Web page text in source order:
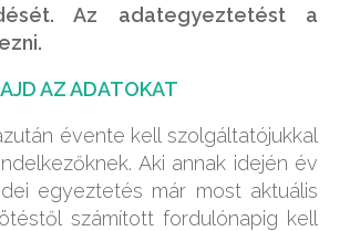
Az adategyeztetést a
AZ ADATOKAT
évente kell szolgáltatójukkal
Aki annak idején év
egyeztetés már most aktuális
számított fordulónapig kell